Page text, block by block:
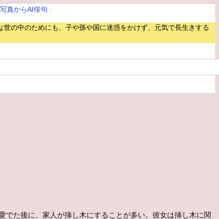
写真からAI俳句 ｜
世の中のためにも、子や孫や国に迷惑をかけず、元気で長生きする
た後に、家人が挿し木にすることが多い。彼女は挿し木に関